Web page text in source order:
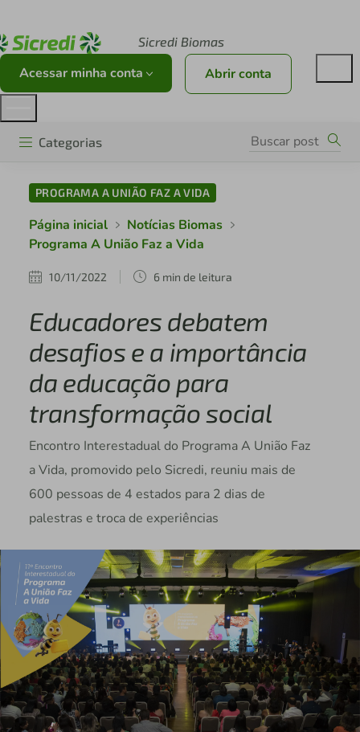
Sicredi Biomas
Acessar minha conta Abrir conta
Categorias
PROGRAMA A UNIÃO FAZ A VIDA
Página inicial
Notícias Biomas
Programa A União Faz a Vida
10/11/2022 6 min de leitura
Educadores debatem
desafios e a importância
da educação para
transformação social
Encontro Interestadual do Programa A União Faz
a Vida, promovido pelo Sicredi, reuniu mais de
600 pessoas de 4 estados para 2 dias de
palestras e troca de experiências